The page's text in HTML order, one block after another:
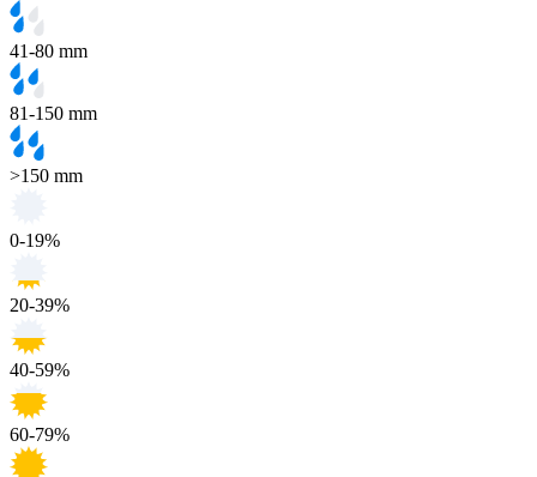
41-80 mm
81-150 mm
>150 mm
0-19%
20-39%
40-59%
60-79%